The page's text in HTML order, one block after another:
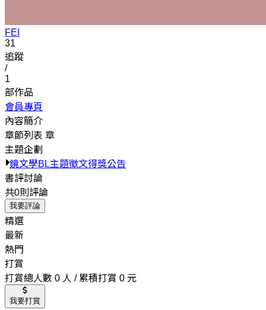
FEI
31
追蹤
/
1
部作品
會員專頁
內容簡介
章節列表 章
主題企劃
鏡文學BL主題徵文得獎公告
書評討論
共0則評論
我要評論
精選
最新
熱門
打賞
打賞總人數 0 人 / 累積打賞 0 元
我要打賞